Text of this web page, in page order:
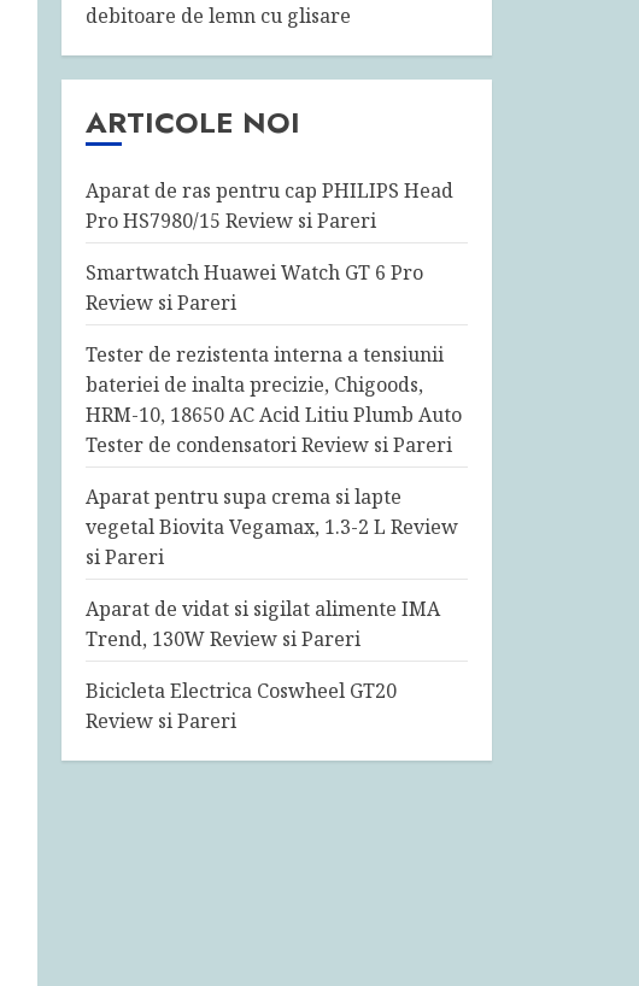
debitoare de lemn cu glisare
ARTICOLE NOI
Aparat de ras pentru cap PHILIPS Head
Pro HS7980/15 Review si Pareri
Smartwatch Huawei Watch GT 6 Pro
Review si Pareri
Tester de rezistenta interna a tensiunii
bateriei de inalta precizie, Chigoods,
HRM-10, 18650 AC Acid Litiu Plumb Auto
Tester de condensatori Review si Pareri
Aparat pentru supa crema si lapte
vegetal Biovita Vegamax, 1.3-2 L Review
si Pareri
Aparat de vidat si sigilat alimente IMA
Trend, 130W Review si Pareri
Bicicleta Electrica Coswheel GT20
Review si Pareri